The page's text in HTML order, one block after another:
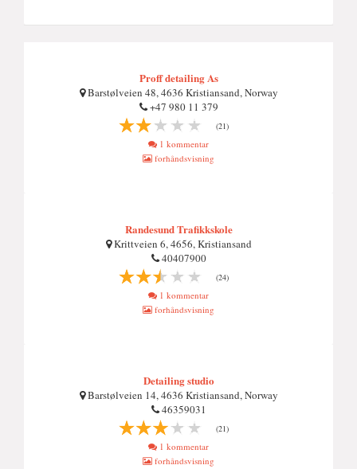
Proff detailing As
Barstølveien 48, 4636 Kristiansand, Norway
+47 980 11 379
(21)
1 kommentar
forhåndsvisning
Randesund Trafikkskole
Krittveien 6, 4656, Kristiansand
40407900
(24)
1 kommentar
forhåndsvisning
Detailing studio
Barstølveien 14, 4636 Kristiansand, Norway
46359031
(21)
1 kommentar
forhåndsvisning